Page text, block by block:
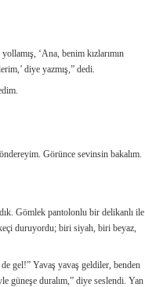
‘Ana, benim kızlarımın
diye yazmış,” dedi.
Görünce sevinsin bakalım.
Gömlek pantolonlu bir delikanlı ile
duruyordu; biri siyah, biri beyaz,
gel!” Yavaş yavaş geldiler, benden
güneşe duralım,” diye seslendi. Yan